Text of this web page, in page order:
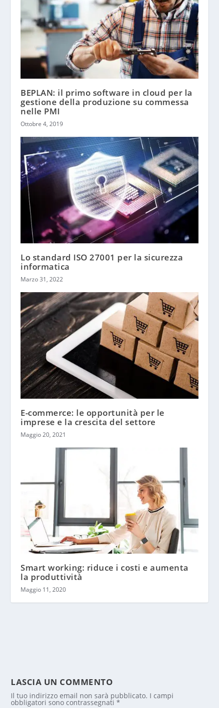
BEPLAN: il primo software in cloud per la
gestione della produzione su commessa
nelle PMI
Ottobre 4, 2019
Lo standard ISO 27001 per la sicurezza
informatica
Marzo 31, 2022
E-commerce: le opportunità per le
imprese e la crescita del settore
Maggio 20, 2021
Smart working: riduce i costi e aumenta
la produttività
Maggio 11, 2020
LASCIA UN COMMENTO
Il tuo indirizzo email non sarà pubblicato. I campi
obbligatori sono contrassegnati*